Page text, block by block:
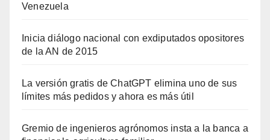
Venezuela
Inicia diálogo nacional con exdiputados opositores
de la AN de 2015
La versión gratis de ChatGPT elimina uno de sus
límites más pedidos y ahora es más útil
Gremio de ingenieros agrónomos insta a la banca a